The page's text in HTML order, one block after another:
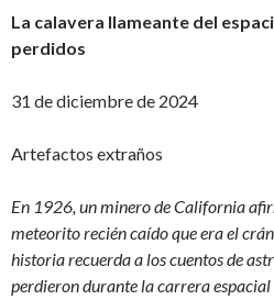
La calavera llameante del
perdidos
31 de diciembre de 2024
Artefactos extraños
En 1926, un minero de California
meteorito recién caído que era el
historia recuerda a los cuentos de
perdieron durante la carrera